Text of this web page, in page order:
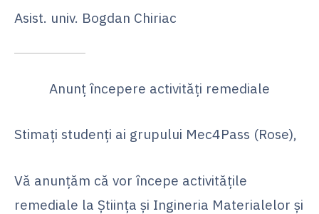
Asist. univ. Bogdan Chiriac
Anunț începere activități remediale
Stimați studenți ai grupului Mec4Pass (Rose),
Vă anunțăm că vor începe activitățile
remediale la Știința și Ingineria Materialelor și